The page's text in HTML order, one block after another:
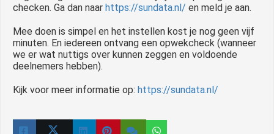
checken. Ga dan naar https://sundata.nl/ en meld je aan.
Mee doen is simpel en het instellen kost je nog geen vijf
minuten. En iedereen ontvang een opwekcheck (wanneer
we er wat nuttigs over kunnen zeggen en voldoende
deelnemers hebben).
Kijk voor meer informatie op: https://sundata.nl/